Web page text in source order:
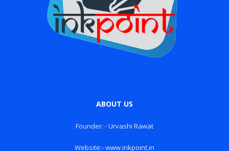
ABOUT US
Founder: - Urvashi Rawat
Website:- www.inkpoint.in